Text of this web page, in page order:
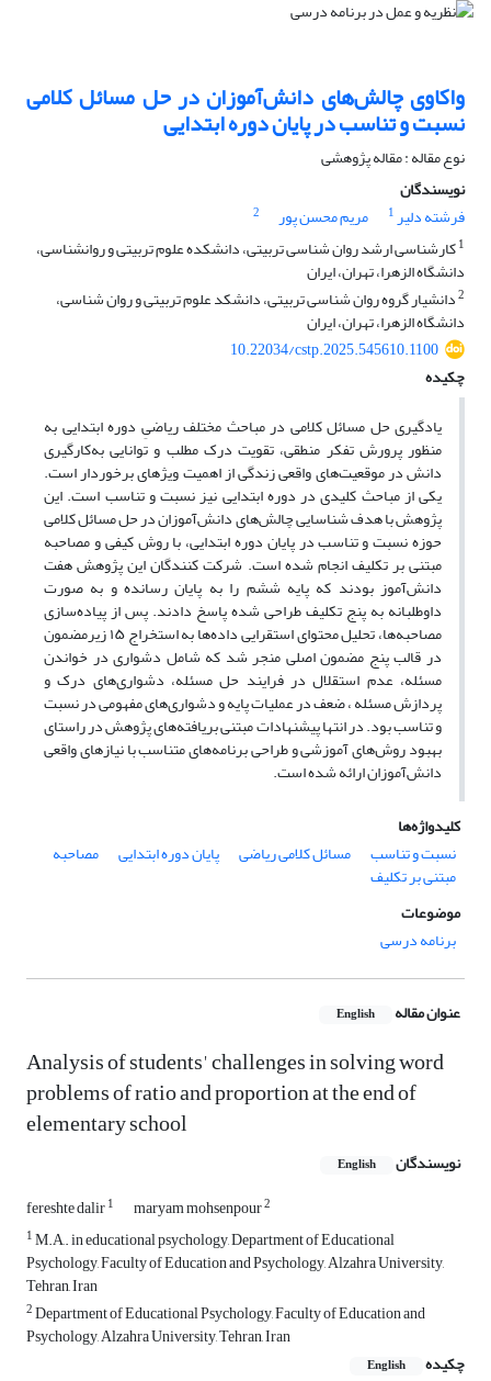
واکاوی چالش‌های دانش‌آموزان در حل مسائل کلامی
نسبت و تناسب در پایان دوره ابتدایی
نوع مقاله : مقاله پژوهشی
نویسندگان
فرشته دلیر1 مریم محسن پور
2
1کارشناسی ارشد روان شناسی تربیتی، دانشکده علوم تربیتی و روانشناسی،
دانشگاه الزهرا، تهران، ایران
2دانشیار گروه روان شناسی تربیتی، دانشکد علوم تربیتی و روان شناسی،
دانشگاه الزهرا، تهران، ایران
10.22034/cstp.2025.545610.1100
چکیده
یادگیری حل مسائل کلامی در مباحث مختلف ریاضیِ دوره ابتدایی به
منظور پرورش تفکر منطقی، تقویت درک مطلب و توانایی به‌کارگیری
دانش در موقعیت‌های واقعی زندگی از اهمیت ویژهای برخوردار است.
یکی از مباحث کلیدی در دوره ابتدایی نیز نسبت و تناسب است. این
پژوهش با هدف شناسایی چالش‌های دانش‌آموزان در حل مسائل کلامی
حوزه نسبت و تناسب در پایان دوره ابتدایی، با روش کیفی و مصاحبه
مبتنی بر تکلیف انجام شده است. شرکت کنندگان این پژوهش هفت
دانش‌آموز بودند که پایه ششم را به پایان رسانده و به ‌صورت
داوطلبانه به پنج تکلیف طراحی شده پاسخ دادند. پس از پیاده‌سازی
مصاحبه‌‌ها، تحلیل محتوای استقرایی داده‌ها به استخراج ۱۵ زیرمضمون
در قالب پنج مضمون اصلی منجر شد که شامل دشواری در خواندن
مسئله، عدم استقلال در فرایند حل مسئله، دشواری‌های درک و
پردازش مسئله ، ضعف در عملیات پایه و دشواری‌های مفهومی در نسبت
و تناسب بود. در انتها پیشنهادات مبتنی بریافته‌های پژوهش در راستای
بهبود روش‌های آموزشی و طراحی برنامه‌های متناسب با نیازهای واقعی
دانش‌آموزان ارائه شده است.
کلیدواژه‌ها
نسبت و تناسب
مسائل کلامی ریاضی پایان دوره ابتدایی مصاحبه
مبتنی بر تکلیف
موضوعات
برنامه درسی
عنوان مقاله English
Analysis of students' challenges in solving word
problems of ratio and proportion at the end of
elementary school
نویسندگان English
fereshte dalir1 maryam mohsenpour2
1M.A,. in educational psychology, Department of Educational
Psychology, Faculty of Education and Psychology, Alzahra University,
Tehran, Iran
2Department of Educational Psychology, Faculty of Education and
Psychology, Alzahra University, Tehran, Iran
چکیده
English